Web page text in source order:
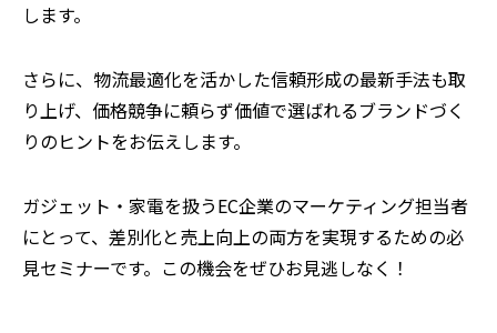
します。
さらに、物流最適化を活かした信頼形成の最新手法も取
り上げ、価格競争に頼らず価値で選ばれるブランドづく
りのヒントをお伝えします。
ガジェット・家電を扱うEC企業のマーケティング担当者
にとって、差別化と売上向上の両方を実現するための必
見セミナーです。この機会をぜひお見逃しなく！